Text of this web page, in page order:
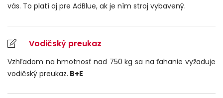
vás. To platí aj pre AdBlue, ak je ním stroj vybavený.
Vodičský preukaz
Vzhľadom na hmotnosť nad 750 kg sa na ťahanie vyžaduje
vodičský preukaz. B+E